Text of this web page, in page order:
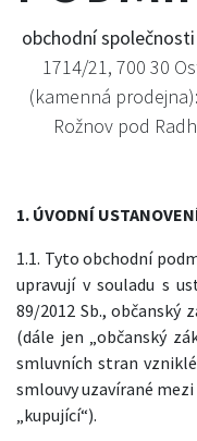
obchodní
1714/21, 700 30
(kamenná
Rožnov pod
1. ÚVODNÍ
1.1. Tyto obchodní
upravují v souladu s
89/2012 Sb., občanský
(dále jen „občanský
smluvních stran
smlouvy uzavírané
„kupující“).